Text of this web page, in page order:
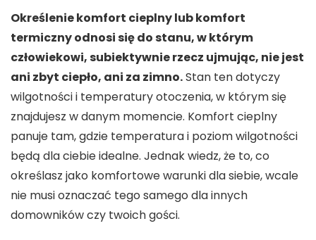
Określenie komfort cieplny lub komfort
termiczny odnosi się do stanu, w którym
człowiekowi, subiektywnie rzecz ujmując, nie jest
ani zbyt ciepło, ani za zimno.Stan ten dotyczy
wilgotności i temperatury otoczenia, w którym się
znajdujesz w danym momencie. Komfort cieplny
panuje tam, gdzie temperatura i poziom wilgotności
będą dla ciebie idealne. Jednak wiedz, że to, co
określasz jako komfortowe warunki dla siebie, wcale
nie musi oznaczać tego samego dla innych
domowników czy twoich gości.